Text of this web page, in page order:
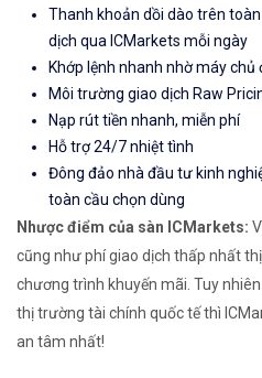
Thanh khoản dồi dào trên
dịch qua ICMarkets mỗi ngày
Khớp lệnh nhanh nhờ máy chủ
Môi trường giao dịch Raw
Nạp rút tiền nhanh, miễn phí
Hỗ trợ 24/7 nhiệt tình
Đông đảo nhà đầu tư kinh
toàn cầu chọn dùng
Nhược điểm của sàn ICMarkets:
cũng như phí giao dịch thấp nhất
chương trình khuyến mãi. Tuy
thị trường tài chính quốc tế thì
an tâm nhất!